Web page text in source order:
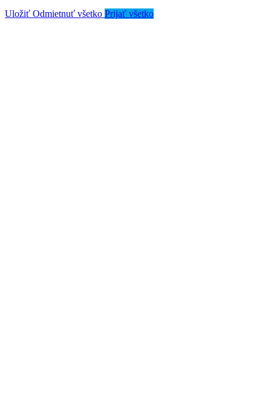
Uložiť Odmietnuť všetko Prijať všetko